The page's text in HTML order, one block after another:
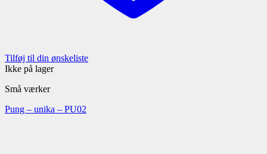
Tilføj til din ønskeliste
Ikke på lager
Små værker
Pung – unika – PU02